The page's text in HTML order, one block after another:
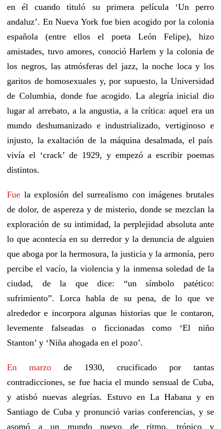
en él cuando tituló su primera película ‘Un perro
andaluz’. En Nueva York fue bien acogido por la colonia
española (entre ellos el poeta León Felipe), hizo
amistades, tuvo amores, conoció Harlem yla colonia de
los negros, las atmósferas del jazz, la noche loca ylos
garitos de homosexuales y, por supuesto, la Universidad
de Columbia, donde fue acogido. La alegría inicial dio
lugar al arrebato, a la angustia, a la crítica: aquel era un
mundo deshumanizado e industrializado, vertiginosoe
injusto, la exaltación de la máquina desalmada, el país
vivía el ‘crack’ de 1929, y empezó a escribir poemas
distintos.
Fue la explosión del surrealismo con imágenesbrutales
de dolor, de aspereza y de misterio, donde se mezclan la
exploración de su intimidad, la perplejidad absoluta ante
lo que acontecía en su derredor y la denuncia de alguien
que aboga por la hermosura, la justicia y la armonía, pero
percibeel vacío, la violencia y la inmensa soledad de la
ciudad, de la quedice: “un símbolo patético:
sufrimiento”. Lorca habla de su pena, de lo que ve
alrededor e incorpora algunas historias que le contaron,
levemente falseadas o ficcionadascomo ‘El niño
Stanton’ y ‘Niña ahogada en el pozo’.
En marzo de 1930, crucificado por tantas
contradicciones, se fue hacia el mundo sensual de Cuba,
y atisbó nuevas alegrías. Estuvo en La Habana y en
Santiago de Cuba y pronunció varias conferencias, y se
asomó a un mundo nuevo de ritmo, trópico y